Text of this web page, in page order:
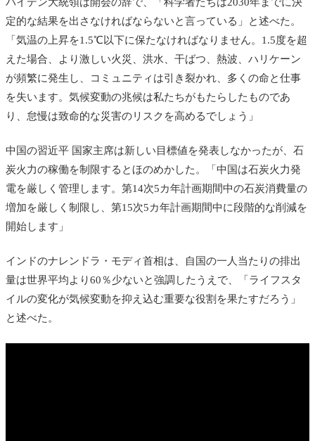
定的な結果を出さなければならないと言っている」と述べた。
「気温の上昇を1.5℃以下に保たなければなりません。1.5度を超
えた場合、より激しい火災、洪水、干ばつ、熱波、ハリケーン
が頻繁に発生し、コミュニティは引き裂かれ、多くの命と仕事
を失います。気候変動の兆候は私たちがもたらしたものであ
り、怠慢は致命的な災害のリスクを高めるでしょう」
中国の習近平 国家主席は新しい目標値を発表しなかったが、石
炭火力の稼働を制限するとほのめかした。「中国は石炭火力発
電を厳しく管理します。第14次5カ年計画期間中の石炭消費量の
増加を厳しく制限し、第15次5カ年計画期間中に段階的な削減を
開始します」
インドのナレンドラ・モディ首相は、自国の一人当たりの排出
量は世界平均より60％少ないと強調したうえで、「ライフスタ
イルの変化が気候変動を抑え込む重要な役割を果たすだろう」
と述べた。